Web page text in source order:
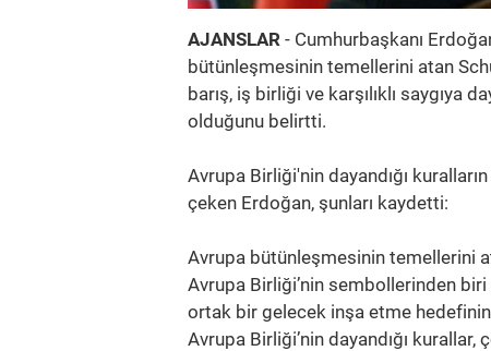
AJANSLAR - Cumhurbaşkanı
bütünleşmesinin temellerini atan
barış, iş birliği ve karşılıklı
olduğunu belirtti.
Avrupa Birliği'nin dayandığı
çeken Erdoğan, şunları kaydetti:
Avrupa bütünleşmesinin temellerini
Avrupa Birliği’nin sembollerinden biri
ortak bir gelecek inşa etme
Avrupa Birliği’nin dayandığı